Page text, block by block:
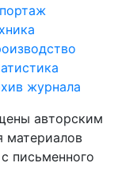
журнала
авторским
материалов
письменного